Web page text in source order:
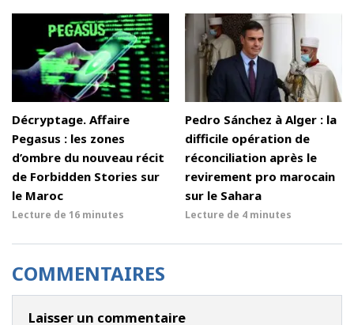
Décryptage. Affaire
Pegasus : les zones
d’ombre du nouveau récit
de Forbidden Stories sur
le Maroc
Lecture de 16 minutes
Pedro Sánchez à Alger : la
difficile opération de
réconciliation après le
revirement pro marocain
sur le Sahara
Lecture de 4 minutes
COMMENTAIRES
Laisser un commentaire